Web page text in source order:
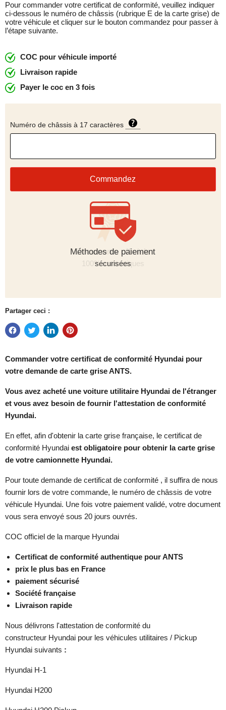
Pour commander votre certificat de conformité, veuillez indiquer
ci-dessous le numéro de châssis (rubrique E de la carte grise) de
votre véhicule et cliquer sur le bouton commandez pour passer à
l’étape suivante.
COC pour véhicule importé
Livraison rapide
Payer le coc en 3 fois
Numéro de châssis à 17 caractères
Commandez
Méthodes de paiement
sécurisées
Partager ceci :
Commander votre certificat de conformité Hyundai pour
votre demande de carte grise ANTS.
Vous avez acheté une voiture utilitaire Hyundai de l'étranger
et vous avez besoin de fournir l'attestation de conformité
Hyundai.
En effet, afin d'obtenir la carte grise française, le certificat de
conformité Hyundai est obligatoire pour obtenir la carte grise
de votre camionnette Hyundai.
Pour toute demande de certificat de conformité , il suffira de nous
fournir lors de votre commande, le numéro de châssis de votre
véhicule Hyundai. Une fois votre paiement validé, votre document
vous sera envoyé sous 20 jours ouvrés.
COC officiel de la marque Hyundai
Certificat de conformité authentique pour ANTS
prix le plus bas en France
paiement sécurisé
Société française
Livraison rapide
Nous délivrons l'attestation de conformité du
constructeur Hyundai pour les véhicules utilitaires / Pickup
Hyundai suivants :
Hyundai H-1
Hyundai H200